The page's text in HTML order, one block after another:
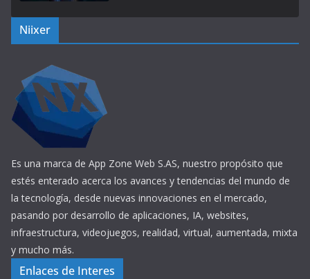
Niixer
Es una marca de App Zone Web S.AS, nuestro propósito que
estés enterado acerca los avances y tendencias del mundo de
la tecnología, desde nuevas innovaciones en el mercado,
pasando por desarrollo de aplicaciones, IA, websites,
infraestructura, videojuegos, realidad, virtual, aumentada, mixta
y mucho más.
Enlaces de Interes